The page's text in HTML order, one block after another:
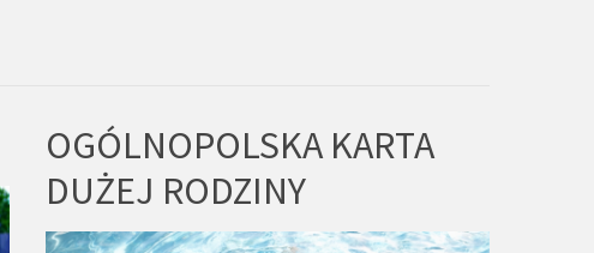
OGÓLNOPOLSKA KARTA
DUŻEJ RODZINY